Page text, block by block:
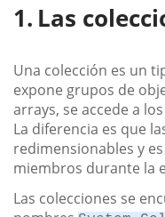
Las
Una colección es un
expone grupos de
arrays, se accede a
La diferencia es que
redimensionables y
miembros durante la
Las colecciones se